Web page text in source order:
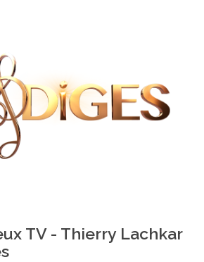
TV - Thierry Lachkar